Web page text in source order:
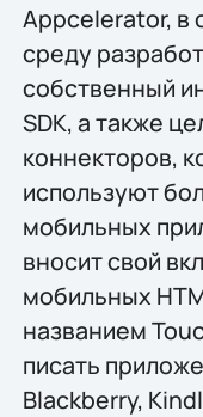
Appcelerator, в
среду
собственный
SDK, а также
коннекторов,
используют
мобильных
вносит свой
мобильных
названием
писать
Blackberry,